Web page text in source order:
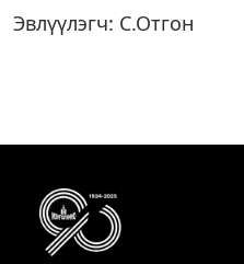
Эвлүүлэгч: С.Отгон